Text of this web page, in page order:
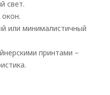
свет.
или минималистичный
принтами –